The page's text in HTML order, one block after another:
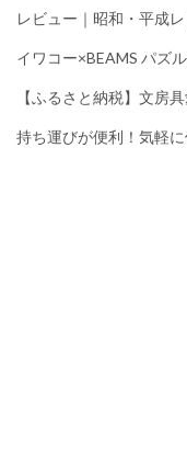
レビュー｜昭和・平成レ
イワコー×BEAMS パズ
【ふるさと納税】文房
持ち運びが便利！気軽